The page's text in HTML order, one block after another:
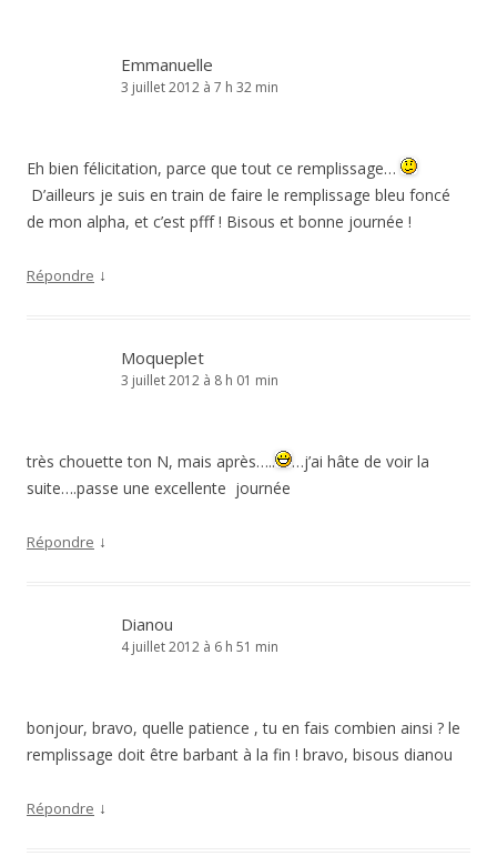
Emmanuelle
3 juillet 2012 à 7 h 32 min
Eh bien félicitation, parce que tout ce remplissage…
D’ailleurs je suis en train de faire le remplissage bleu foncé
de mon alpha, et c’est pfff ! Bisous et bonne journée !
Répondre ↓
Moqueplet
3 juillet 2012 à 8 h 01 min
très chouette ton N, mais après…..
…j’ai hâte de voir la
suite….passe une excellente journée
Répondre ↓
Dianou
4 juillet 2012 à 6 h 51 min
bonjour, bravo, quelle patience , tu en fais combien ainsi ? le
remplissage doit être barbant à la fin ! bravo, bisous dianou
Répondre ↓